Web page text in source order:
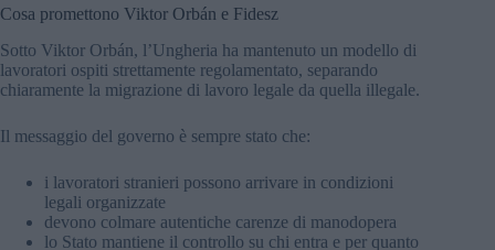
Cosa promettono Viktor Orbán e Fidesz
Sotto Viktor Orbán, l’Ungheria ha mantenuto un modello di
lavoratori ospiti strettamente regolamentato, separando
chiaramente la migrazione di lavoro legale da quella illegale.
Il messaggio del governo è sempre stato che:
i lavoratori stranieri possono arrivare in condizioni
legali organizzate
devono colmare autentiche carenze di manodopera
lo Stato mantiene il controllo su chi entra e per quanto